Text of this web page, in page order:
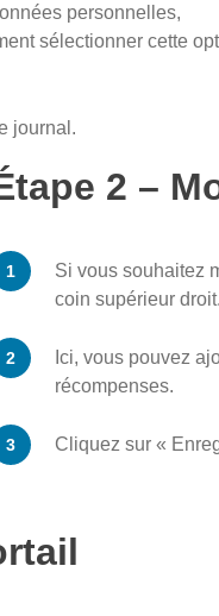
personnelles,
sélectionner cette
journal.
2 –
Si vous souhaitez
coin supérieur droit.
Ici, vous pouvez
récompenses.
Cliquez sur «